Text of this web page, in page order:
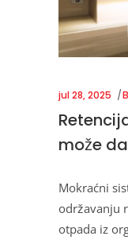
jul 28, 2025
može
Mokraćni
održavanju
otpada iz